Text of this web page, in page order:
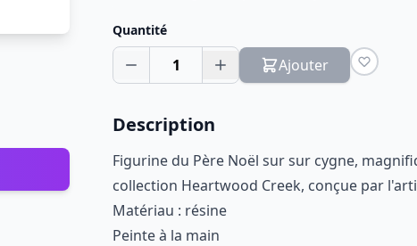
Quantité
1 Ajouter
Description
Figurine du Père Noël sur sur cygne,
collection Heartwood Creek, conçue par
Matériau : résine
Peinte à la main